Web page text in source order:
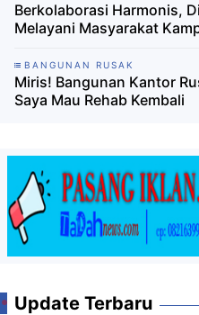
Berkolaborasi Harmonis,
Melayani Masyarakat
BANGUNAN RUSAK
Miris! Bangunan Kantor
Saya Mau Rehab Kembali
Update Terbaru